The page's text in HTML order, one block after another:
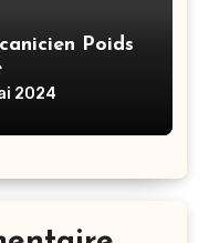
Poids
2024